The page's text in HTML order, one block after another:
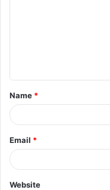
t
*
Name *
Email *
Website